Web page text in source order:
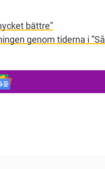
bättre”
genom tiderna i ”Så